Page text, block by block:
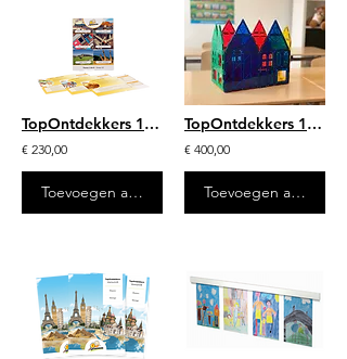
TopOntdekkers 1/2 - mappenset
€ 230,00
Toevoegen aan winkelwagen
TopOntdekkers 1/2 - materiaalpakket
€ 400,00
Toevoegen aan